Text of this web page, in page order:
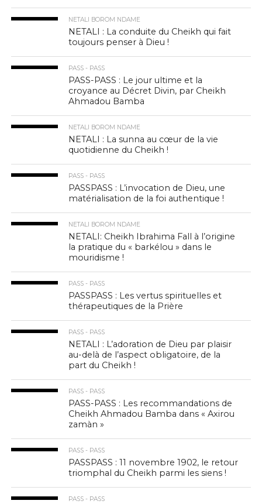
NETALI BOROM NDAME
NETALI : La conduite du Cheikh qui fait
toujours penser à Dieu !
PASS - PASS
PASS-PASS : Le jour ultime et la
croyance au Décret Divin, par Cheikh
Ahmadou Bamba
NETALI BOROM NDAME
NETALI : La sunna au cœur de la vie
quotidienne du Cheikh !
PASS - PASS
PASSPASS : L’invocation de Dieu, une
matérialisation de la foi authentique !
NETALI BOROM NDAME
NETALI: Cheikh Ibrahima Fall à l’origine
la pratique du « barkélou » dans le
mouridisme !
PASS - PASS
PASSPASS : Les vertus spirituelles et
thérapeutiques de la Prière
PASS - PASS
NETALI : L’adoration de Dieu par plaisir
au-delà de l’aspect obligatoire, de la
part du Cheikh !
PASS - PASS
PASS-PASS : Les recommandations de
Cheikh Ahmadou Bamba dans « Axirou
zamàn »
PASS - PASS
PASSPASS : 11 novembre 1902, le retour
triomphal du Cheikh parmi les siens !
PASS - PASS